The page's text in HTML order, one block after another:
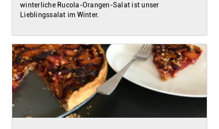
winterliche Rucola-Orangen-Salat ist unser
Lieblingssalat im Winter.